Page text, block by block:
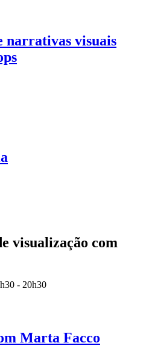
narrativas visuais
visualização com
- 20h30
Marta Facco